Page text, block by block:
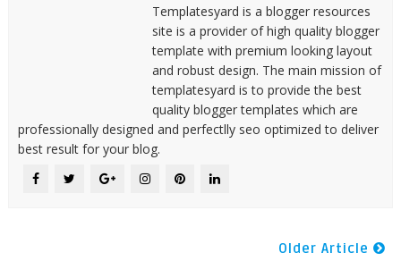
Templatesyard is a blogger resources
site is a provider of high quality blogger
template with premium looking layout
and robust design. The main mission of
templatesyard is to provide the best
quality blogger templates which are
professionally designed and perfectlly seo optimized to deliver
best result for your blog.
Older Article